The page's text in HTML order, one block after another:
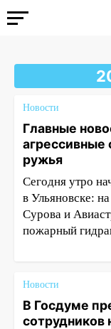
Новости
Главные
агрессивные
ружья
Сегодня утро
в Ульяновске:
Сурова и
пожарный
Новости
В Госдуме
сотрудников